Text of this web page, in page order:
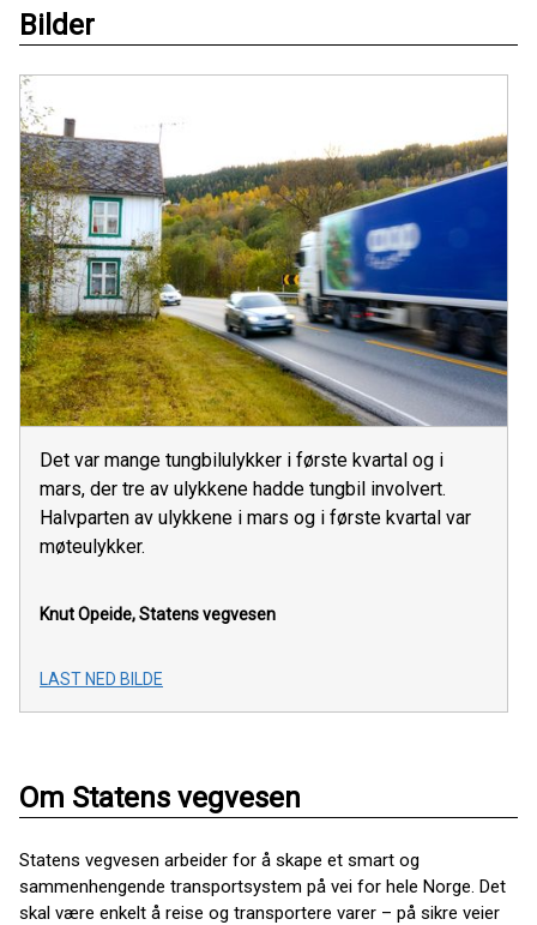
Bilder
Det var mange tungbilulykker i første kvartal og i
mars, der tre av ulykkene hadde tungbil involvert.
Halvparten av ulykkene i mars og i første kvartal var
møteulykker.
Knut Opeide, Statens vegvesen
LAST NED BILDE
Om Statens vegvesen
Statens vegvesen arbeider for å skape et smart og
sammenhengende transportsystem på vei for hele Norge. Det
skal være enkelt å reise og transportere varer – på sikre veier